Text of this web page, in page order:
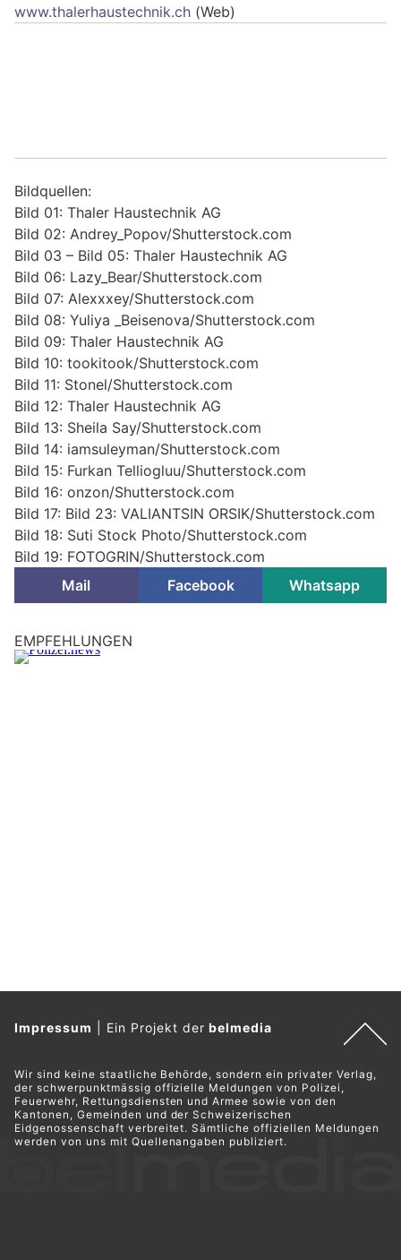
www.thalerhaustechnik.ch (Web)
Bildquellen:
Bild 01: Thaler Haustechnik AG
Bild 02: Andrey_Popov/Shutterstock.com
Bild 03 – Bild 05: Thaler Haustechnik AG
Bild 06: Lazy_Bear/Shutterstock.com
Bild 07: Alexxxey/Shutterstock.com
Bild 08: Yuliya _Beisenova/Shutterstock.com
Bild 09: Thaler Haustechnik AG
Bild 10: tookitook/Shutterstock.com
Bild 11: Stonel/Shutterstock.com
Bild 12: Thaler Haustechnik AG
Bild 13: Sheila Say/Shutterstock.com
Bild 14: iamsuleyman/Shutterstock.com
Bild 15: Furkan Telliogluu/Shutterstock.com
Bild 16: onzon/Shutterstock.com
Bild 17: Bild 23: VALIANTSIN ORSIK/Shutterstock.com
Bild 18: Suti Stock Photo/Shutterstock.com
Bild 19: FOTOGRIN/Shutterstock.com
Mail
Facebook Whatsapp
Altbüron LU: 16-jähriger Rollerfahrer nach
Nesslau SG: Zug erfasst Anhänger auf
Bahnübergang – Strecke stundenlang gesperrt
06.08.26 VON POLIZEI.NEWS REDAKTION